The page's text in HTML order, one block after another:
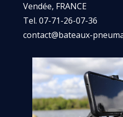
Vendée, FRANCE
Tel. 07-71-26-07-36
contact@bateaux-